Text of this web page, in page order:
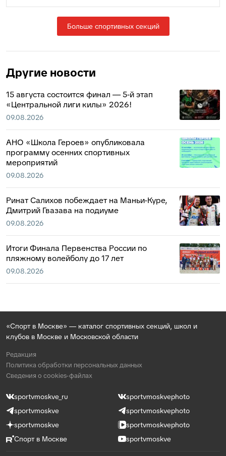
Больше спортивных секций
Другие новости
15 августа состоится финал — 5‑й этап
«Центральной лиги килы» 2026!
09.08.2026
АНО «Школа Героев» опубликовала
программу осенних спортивных
мероприятий
09.08.2026
Ринат Салихов побеждает на Маньи-Куре,
Дмитрий Гвазава на подиуме
09.08.2026
Итоги Финала Первенства России по
пляжному волейболу до 17 лет
09.08.2026
«Спорт в Москве» — каталог спортивных секций, школ и
клубов в Москве и Московской области
Редакция
Политика обработки персональных данных
Сведения о cookies-файлах
sportvmoskve_ru
sportvmoskvephoto
sportvmoskve
sportvmoskvephoto
sportvmoskve
sportvmoskvephoto
Спорт в Москве
sportvmoskve